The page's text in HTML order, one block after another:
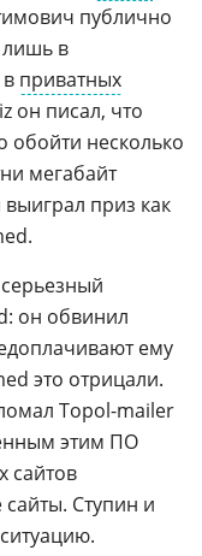
публично
лишь в
приватных
он писал, что
несколько
мегабайт
приз как
он обвинил
ему
это отрицали.
Topol-mailer
этим ПО
сайтов
Ступин и